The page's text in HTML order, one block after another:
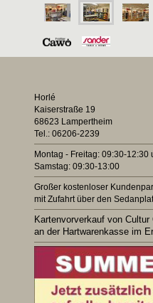
Horlé
Kaiserstraße 19
68623 Lampertheim
Tel.: 06206-2239
Montag - Freitag: 09:30-12:30
Samstag: 09:30-13:00
Großer kostenloser
mit Zufahrt über den
Kartenvorverkauf von
an der Hartwarenkasse im